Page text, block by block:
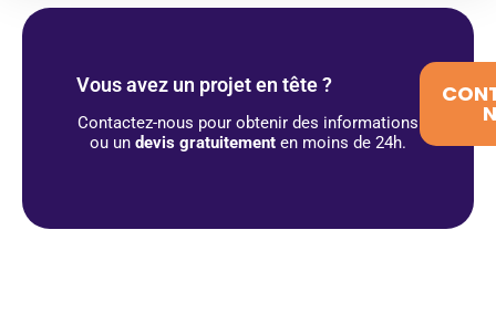
Vous avez un projet en tête ?
Contactez-nous pour obtenir des informations
ou un devis gratuitement en moins de 24h.